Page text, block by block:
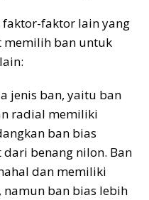
faktor lain yang
ban untuk
jenis ban, yaitu ban
radial memiliki
ban bias
benang nilon. Ban
dan memiliki
ban bias lebih